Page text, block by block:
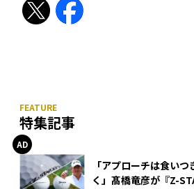
特集記事
「アプローチは食い
く」髙橋竜彦が『Z-